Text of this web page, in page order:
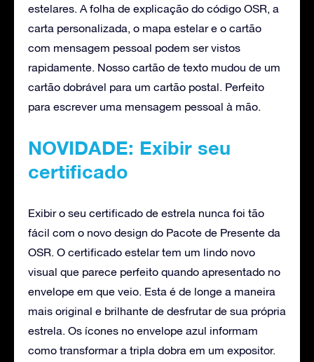
estelares. A folha de explicação do código OSR, a
carta personalizada, o mapa estelar e o cartão
com mensagem pessoal podem ser vistos
rapidamente. Nosso cartão de texto mudou de um
cartão dobrável para um cartão postal. Perfeito
para escrever uma mensagem pessoal à mão.
NOVIDADE: Exibir seu
certificado
Exibir o seu certificado de estrela nunca foi tão
fácil com o novo design do Pacote de Presente da
OSR. O certificado estelar tem um lindo novo
visual que parece perfeito quando apresentado no
envelope em que veio. Esta é de longe a maneira
mais original e brilhante de desfrutar de sua própria
estrela. Os ícones no envelope azul informam
como transformar a tripla dobra em um expositor.